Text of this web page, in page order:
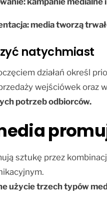
media tworzą
natychmiast
działań określ
wejściówek oraz
potrzeb odbiorców.
sztukę przez
użycie trzech typów